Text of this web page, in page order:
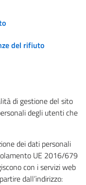
del rifiuto
di gestione del sito
degli utenti che
dei dati personali
UE 2016/679
con i servizi web
dall’indirizzo: